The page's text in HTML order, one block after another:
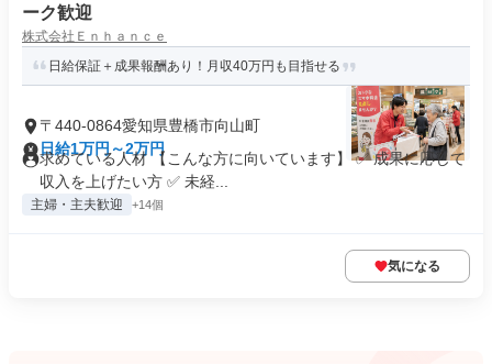
ーク歓迎
株式会社Ｅｎｈａｎｃｅ
日給保証＋成果報酬あり！月収40万円も目指せる
〒440-0864愛知県豊橋市向山町
日給1万円～2万円
求めている人材 【こんな方に向いています】 ✅ 成果に応じて
収入を上げたい方 ✅ 未経...
主婦・主夫歓迎 +14個
気になる